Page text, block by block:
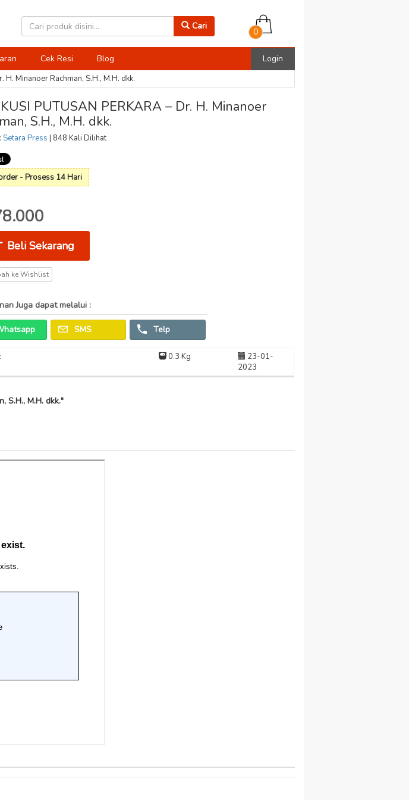
Cari
0
Cek Resi Blog Login
H. Minanoer Rachman, S.H., M.H. dkk.
PUTUSAN PERKARA – Dr. H. Minanoer
S.H., M.H. dkk.
Setara Press | 848 Kali Dilihat
- Prosess 14 Hari
Beli Sekarang
ke Wishlist
Juga dapat melalui :
SMS Telp
0.3 Kg
23-01-
2023
S.H., M.H. dkk."